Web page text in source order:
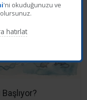
'ni okuduğunuzu ve
olursunuz.
hatırlat